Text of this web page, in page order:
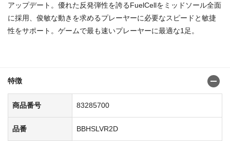
アップデート。優れた反発弾性を誇るFuelCellをミッドソール全面
に採用、俊敏な動きを求めるプレーヤーに必要なスピードと敏捷
性をサポート。ゲームで最も速いプレーヤーに最適な1足。
特徴
商品番号 83285700
品番 BBHSLVR2D